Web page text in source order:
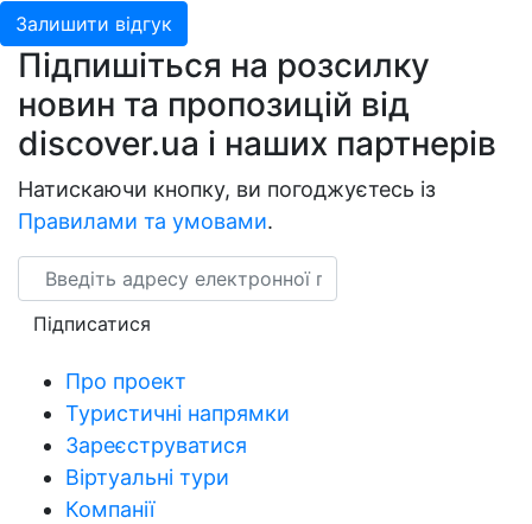
Залишити відгук
Підпишіться на розсилку
новин та пропозицій від
discover.ua і наших партнерів
Натискаючи кнопку, ви погоджуєтесь із
Правилами та умовами.
Email
Підписатися
Про проект
Туристичні напрямки
Зареєструватися
Віртуальні тури
Компанії